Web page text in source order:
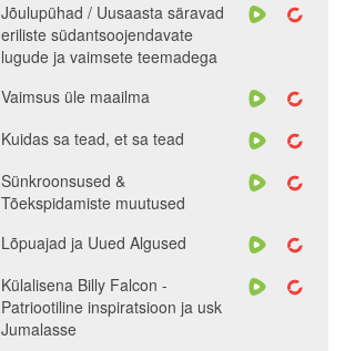
Jõulupühad / Uusaasta säravad
eriliste südantsoojendavate
lugude ja vaimsete teemadega
Vaimsus üle maailma
Kuidas sa tead, et sa tead
Sünkroonsused &
Tõekspidamiste muutused
Lõpuajad ja Uued Algused
Külalisena Billy Falcon -
Patriootiline inspiratsioon ja usk
Jumalasse